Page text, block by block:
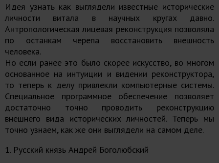
Идея узнать как выглядели известные исторические
личности витала в научных кругах давно.
Антропологическая лицевая реконструкция позволяла
по останкам черепа восстановить внешность
человека.
Но если ранее это было скорее искусство, во многом
основанное на интуиции и видении реконструктора,
то теперь к делу привлекли компьютерные системы.
Специальное программное обеспечение позволяет
достаточно точно проводить реконструкцию
внешнего вида исторических личностей. Теперь мы
точно узнаем, как же они выглядели на самом деле.
1. Русский князь Андрей Боголюбский